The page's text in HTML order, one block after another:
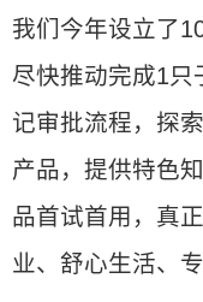
我们今年设立了
尽快推动完成1只
记审批流程，探
产品，提供特色
品首试首用，真
业、舒心生活、专